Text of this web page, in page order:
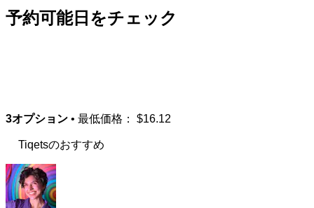
予約可能日をチェック
3オプション • 最低価格： $16.12
Tiqetsのおすすめ